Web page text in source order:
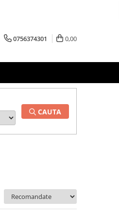
0756374301 0,00
CAUTA